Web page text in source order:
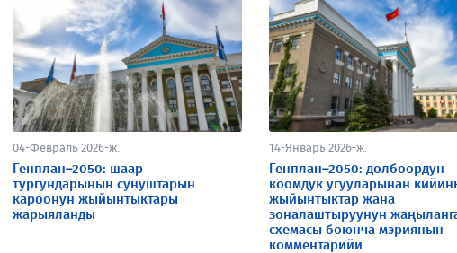
04-Февраль 2026-ж.
Генплан–2050: шаар
тургундарынын сунуштарын
кароонун жыйынтыктары
жарыяланды
14-Январь 2026-ж.
Генплан–2050: долбоордун
коомдук угууларынан
жыйынтыктар жана
зоналаштыруунун
схемасы боюнча мэриянын
комментарийи